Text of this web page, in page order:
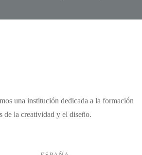
una institución dedicada a la formación
de la creatividad y el diseño.